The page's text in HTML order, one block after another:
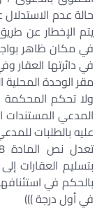
حالة عدم
يتم الإخطار عن
في مكان ظاهر
في دائرتها العقار
مقر الوحدة
ولا تحكم المحكمة
المدعي
عليه بالطلبات
بتسليم العقارات
بالحكم في
في أول درجة )))